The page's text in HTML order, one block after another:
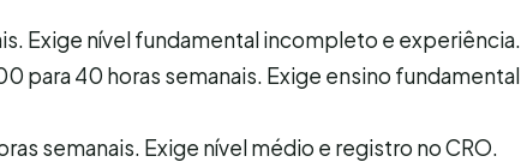
Exige nível fundamental incompleto e experiência.
para 40 horas semanais. Exige ensino fundamental
semanais. Exige nível médio e registro no CRO.